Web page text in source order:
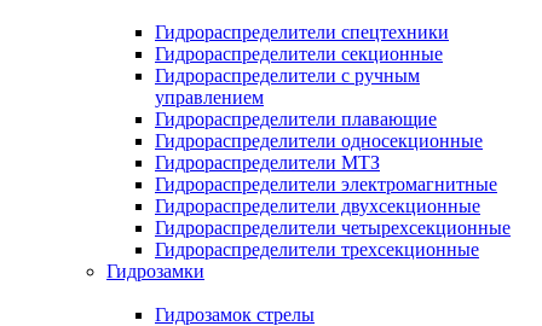
Гидрораспределители спецтехники
Гидрораспределители секционные
Гидрораспределители с ручным
управлением
Гидрораспределители плавающие
Гидрораспределители односекционные
Гидрораспределители МТЗ
Гидрораспределители электромагнитные
Гидрораспределители двухсекционные
Гидрораспределители четырехсекционные
Гидрораспределители трехсекционные
Гидрозамки
Гидрозамок стрелы